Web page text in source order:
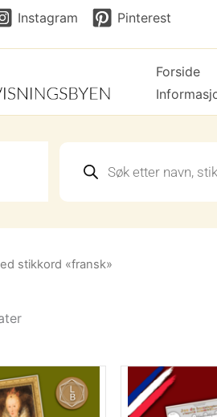
Instagram Pinterest
Forside
search
stikkord «fransk»
etter